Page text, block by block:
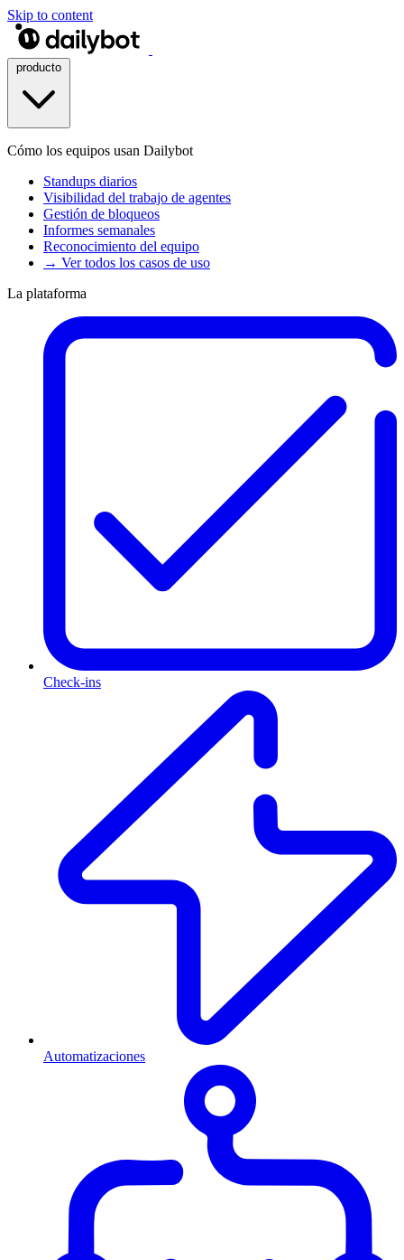
Skip to content
Cómo los equipos usan Dailybot
Standups diarios
Visibilidad del trabajo de agentes
Gestión de bloqueos
Informes semanales
Reconocimiento del equipo
→ Ver todos los casos de uso
La plataforma
Check-ins
Automatizaciones